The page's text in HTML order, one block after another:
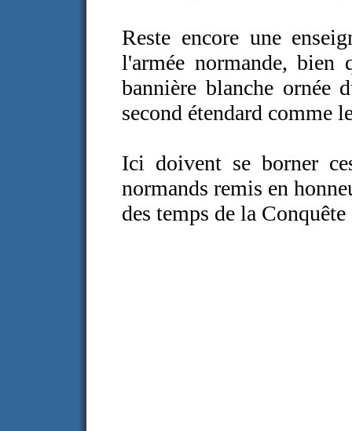
Reste encore une
l'armée normande, bien
bannière blanche ornée
second étendard comme
Ici doivent se borner
normands remis en
des temps de la